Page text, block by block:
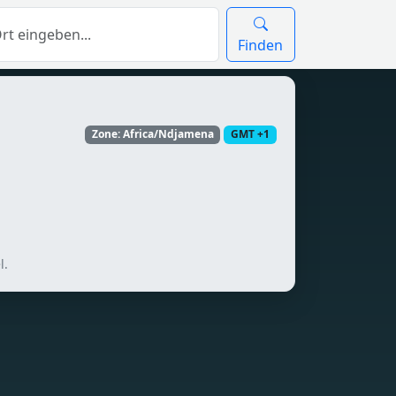
Finden
Zone: Africa/Ndjamena GMT +1